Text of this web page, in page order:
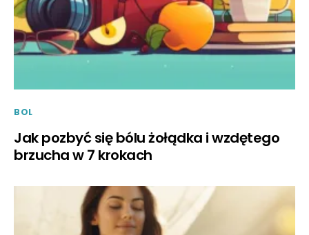
BOL
Jak pozbyć się bólu żołądka i wzdętego
brzucha w 7 krokach